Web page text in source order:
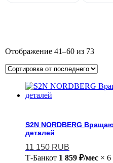
Отображение 41–60 из 73
S2N NORDBERG
деталей
11 150 RUB
Т-Банкот 1 859 ₽/мес × 6